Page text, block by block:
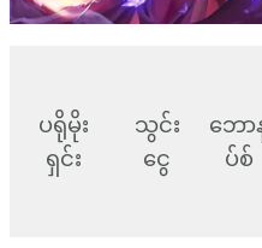
ပရိုမိုး
ရှင်း
သွင်း
ငွေ
ဘော
ပ်စ်